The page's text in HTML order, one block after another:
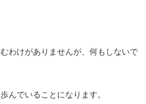
わけがありませんが、何もしないで
んでいることになります。